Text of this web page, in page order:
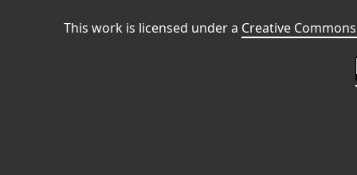
This work is licensed under a Creative